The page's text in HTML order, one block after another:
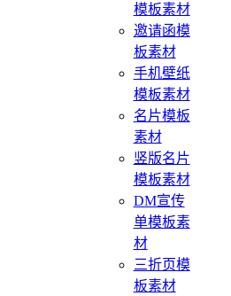
模板素材
邀请函模
板素材
手机壁纸
模板素材
名片模板
素材
竖版名片
模板素材
DM宣传
单模板素
材
三折页模
板素材